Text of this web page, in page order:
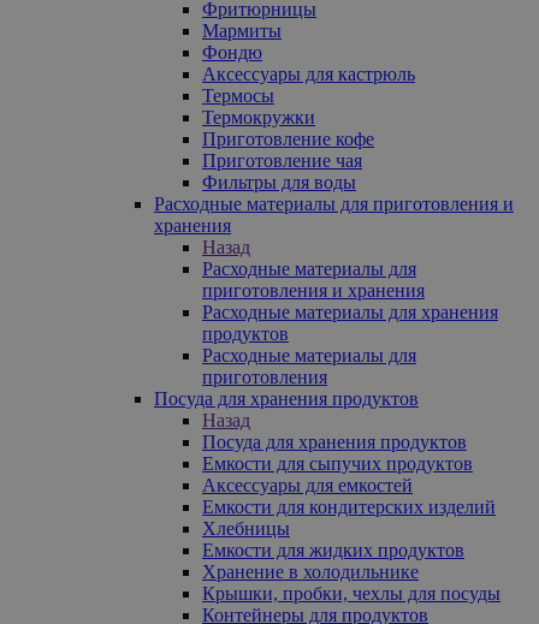
Фритюрницы
Мармиты
Фондю
Аксессуары для кастрюль
Термосы
Термокружки
Приготовление кофе
Приготовление чая
Фильтры для воды
Расходные материалы для приготовления и
хранения
Назад
Расходные материалы для
приготовления и хранения
Расходные материалы для хранения
продуктов
Расходные материалы для
приготовления
Посуда для хранения продуктов
Назад
Посуда для хранения продуктов
Емкости для сыпучих продуктов
Аксессуары для емкостей
Емкости для кондитерских изделий
Хлебницы
Емкости для жидких продуктов
Хранение в холодильнике
Крышки, пробки, чехлы для посуды
Контейнеры для продуктов